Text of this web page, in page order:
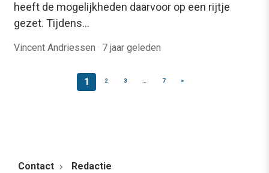
heeft de mogelijkheden daarvoor op een rijtje
gezet. Tijdens…
Vincent Andriessen · 7 jaar geleden
1 2 3 … 7 >
Contact Redactie